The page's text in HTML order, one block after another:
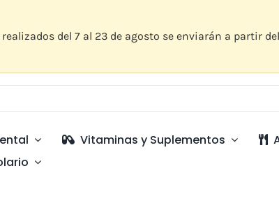
del 7 al 23 de agosto se enviarán a partir
Vitaminas y Suplementos